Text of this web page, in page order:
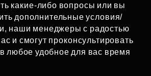
какие-либо вопросы или вы
дополнительные условия/
наши менеджеры с радостью
и смогут проконсультировать
любое удобное для вас время